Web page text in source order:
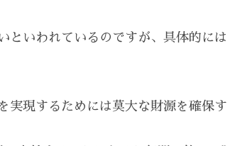
といわれているのですが、具体的には
実現するためには莫大な財源を確保す